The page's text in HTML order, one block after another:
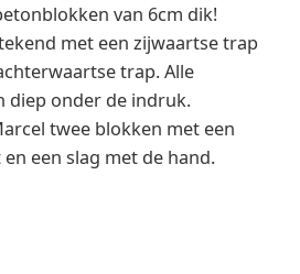
van 6cm dik!
met een zijwaartse trap
trap. Alle
diep onder de indruk.
twee blokken met een
een slag met de hand.